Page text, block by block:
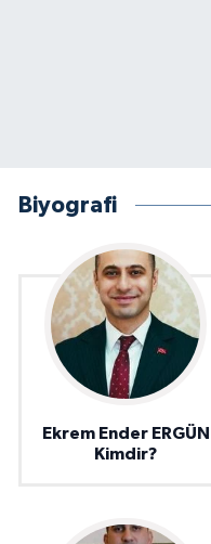
Biyografi
Ekrem Ender ERGÜN
Kimdir?